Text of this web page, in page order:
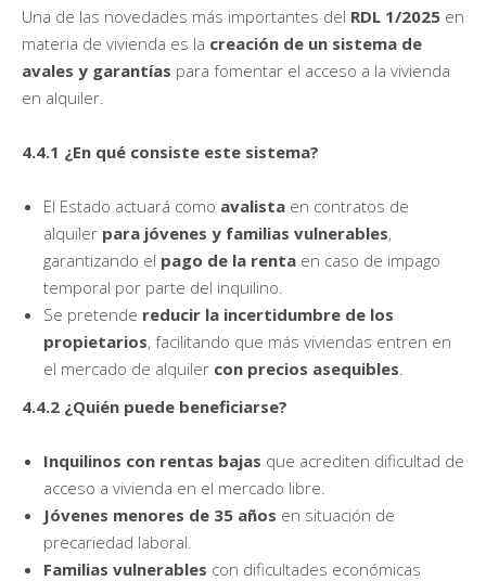
Una de las novedades más importantes del RDL 1/2025 en
materia de vivienda es la creación de un sistema de
avales y garantías para fomentar el acceso a la vivienda
en alquiler.
4.4.1 ¿En qué consiste este sistema?
El Estado actuará como avalista en contratos de
alquiler para jóvenes y familias vulnerables,
garantizando el pago de la renta en caso de impago
temporal por parte del inquilino.
Se pretende reducir la incertidumbre de los
propietarios, facilitando que más viviendas entren en
el mercado de alquiler con precios asequibles
4.4.2 ¿Quién puede beneficiarse?
Inquilinos con rentas bajas que acrediten dificultad de
acceso a vivienda en el mercado libre.
Jóvenes menores de 35 años en situación de
precariedad laboral.
Familias vulnerables con dificultades económicas